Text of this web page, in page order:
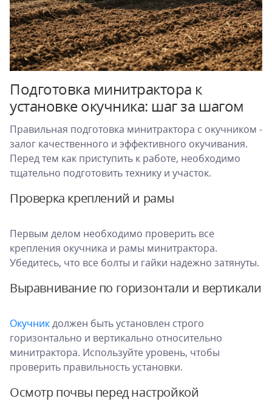
Подготовка минитрактора к
установке окучника: шаг за шагом
Правильная подготовка минитрактора с окучником -
залог качественного и эффективного окучивания.
Перед тем как приступить к работе, необходимо
тщательно подготовить технику и участок.
Проверка креплений и рамы
Первым делом необходимо проверить все
крепления окучника и рамы минитрактора.
Убедитесь, что все болты и гайки надежно затянуты.
Выравнивание по горизонтали и вертикали
Окучникдолжен быть установлен строго
горизонтально и вертикально относительно
минитрактора. Используйте уровень, чтобы
проверить правильность установки.
Осмотр почвы перед настройкой